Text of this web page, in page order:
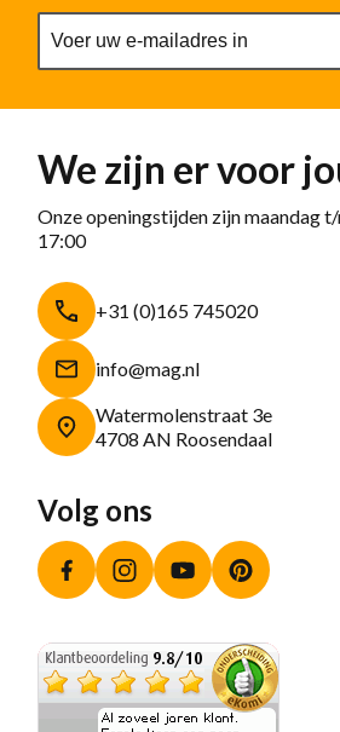
We zijn er voor
Onze openingstijden zijn maandag
17:00
+31 (0)165 745020
info@mag.nl
Watermolenstraat 3e
4708 AN Roosendaal
Volg ons
FacebookInstagramYouTube